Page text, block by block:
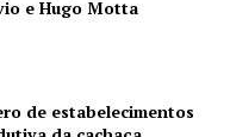
e Hugo Motta
de estabelecimentos